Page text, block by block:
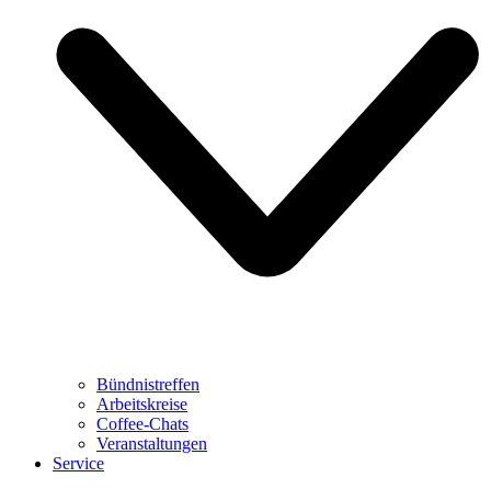
Bündnistreffen
Arbeitskreise
Coffee-Chats
Veranstaltungen
Service